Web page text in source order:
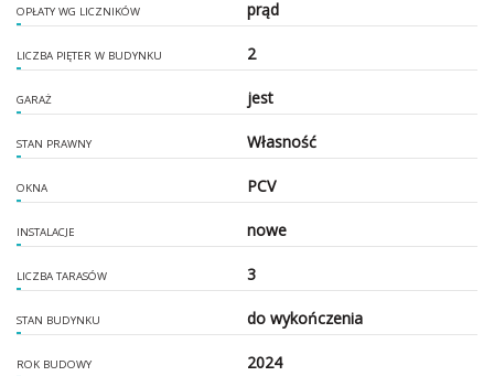
OPŁATY WG LICZNIKÓW prąd
LICZBA PIĘTER W BUDYNKU 2
GARAŻ jest
STAN PRAWNY Własność
OKNA PCV
INSTALACJE nowe
LICZBA TARASÓW 3
STAN BUDYNKU do wykończenia
ROK BUDOWY 2024